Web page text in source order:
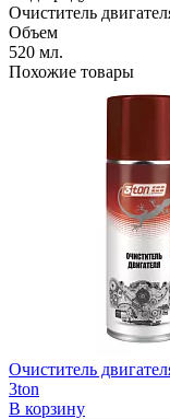
Очиститель
Объем
520 мл.
Похожие товары
Очиститель
3ton
В корзину